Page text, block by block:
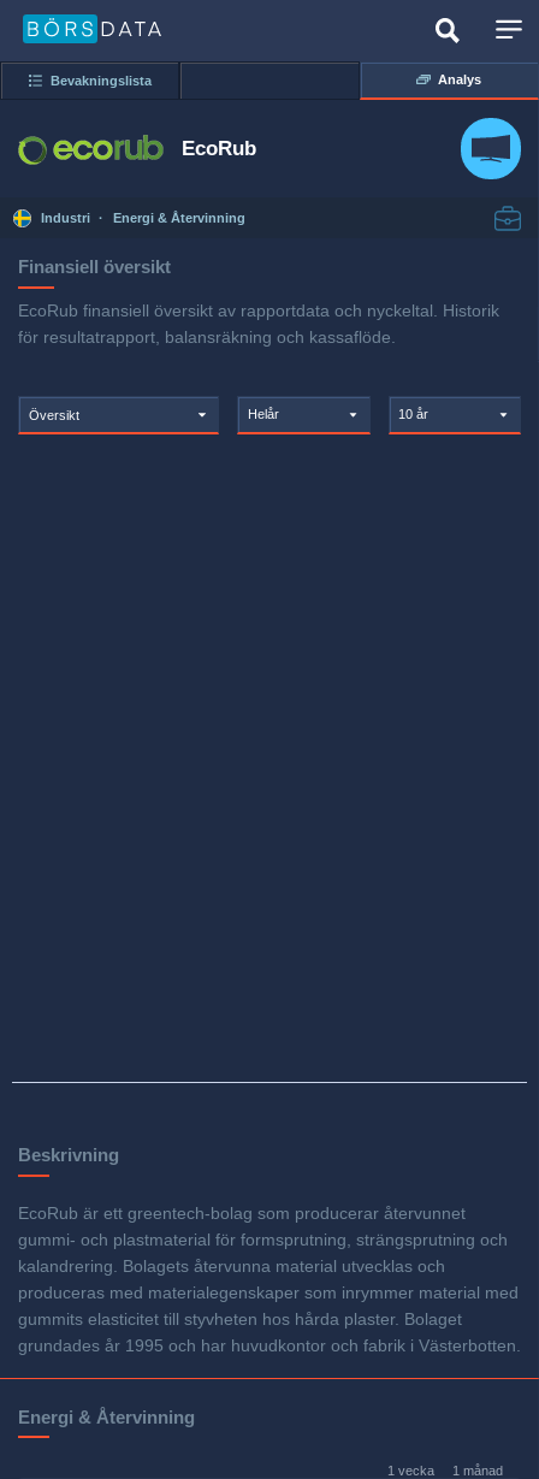
Bevakningslista Analys
EcoRub
Industri · Energi & Återvinning
Finansiell översikt
EcoRub finansiell översikt av rapportdata och nyckeltal. Historik
för resultatrapport, balansräkning och kassaflöde.
Översikt Helår 10 år
Beskrivning
EcoRub är ett greentech-bolag som producerar återvunnet
gummi- och plastmaterial för formsprutning, strängsprutning och
kalandrering. Bolagets återvunna material utvecklas och
produceras med materialegenskaper som inrymmer material med
gummits elasticitet till styvheten hos hårda plaster. Bolaget
grundades år 1995 och har huvudkontor och fabrik i Västerbotten.
Energi & Återvinning
1 vecka 1 månad